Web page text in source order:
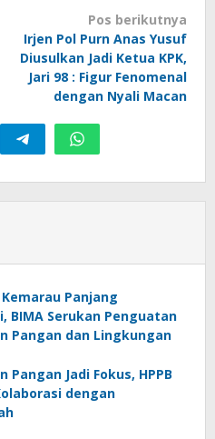
Pos berikutnya
Irjen Pol Purn Anas Yusuf
Diusulkan Jadi Ketua KPK,
Jari 98 : Figur Fenomenal
dengan Nyali Macan
Panjang
BIMA Serukan Penguatan
Pangan dan Lingkungan
Pangan Jadi Fokus, HPPB
dengan